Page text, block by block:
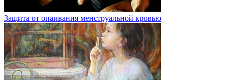
Защита от опаивания менструальной кровью